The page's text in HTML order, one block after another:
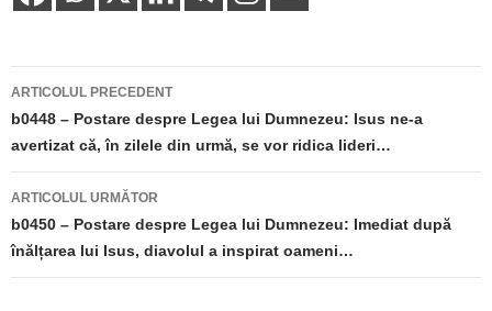
Navigare
în
articole
ARTICOLUL PRECEDENT
b0448 – Postare despre Legea lui Dumnezeu: Isus ne-a
avertizat că, în zilele din urmă, se vor ridica lideri…
ARTICOLUL URMĂTOR
b0450 – Postare despre Legea lui Dumnezeu: Imediat după
înălțarea lui Isus, diavolul a inspirat oameni…